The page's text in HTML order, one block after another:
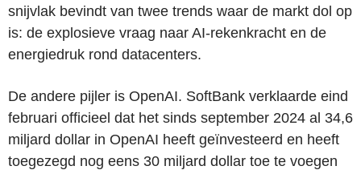
snijvlak bevindt van twee trends waar de markt dol op
is: de explosieve vraag naar AI-rekenkracht en de
energiedruk rond datacenters.
De andere pijler is OpenAI. SoftBank verklaarde eind
februari officieel dat het sinds september 2024 al 34,6
miljard dollar in OpenAI heeft geïnvesteerd en heeft
toegezegd nog eens 30 miljard dollar toe te voegen